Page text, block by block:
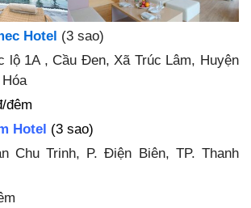
Hotel (3 sao)
lộ 1A , Cầu Đen, Xã Trúc Lâm, Huyện
đêm
Hotel (3 sao)
Chu Trinh, P. Điện Biên, TP. Thanh